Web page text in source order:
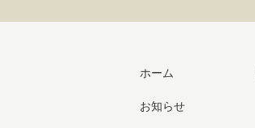
ホーム
お知らせ